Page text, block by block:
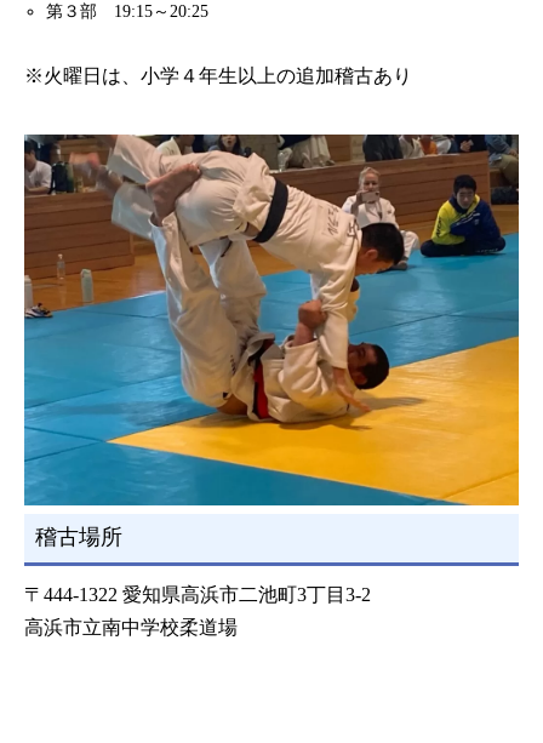
第３部 19:15～20:25
※火曜日は、小学４年生以上の追加稽古あり
稽古場所
〒444-1322 愛知県高浜市二池町3丁目3-2
高浜市立南中学校柔道場